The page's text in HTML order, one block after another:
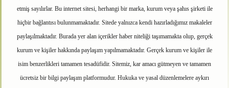
etmiş sayılırlar. Bu internet sitesi, herhangi bir marka, kurum veya şahıs şirketi ile
hiçbir bağlantısı bulunmamaktadır. Sitede yalnızca kendi hazırladığımız makaleler
paylaşılmaktadır. Burada yer alan içerikler haber niteliği taşımamakta olup, gerçek
kurum ve kişiler hakkında paylaşım yapılmamaktadır. Gerçek kurum ve kişiler ile
isim benzerlikleri tamamen tesadüfidir. Sitemiz, kar amacı gütmeyen ve tamamen
ücretsiz bir bilgi paylaşım platformudur. Hukuka ve yasal düzenlemelere aykırı